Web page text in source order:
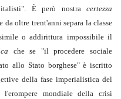
È però nostra certezza
oltre trent'anni separa la classe
o addirittura impossibile il
che se "il procedere sociale
allo Stato borghese" è iscritto
della fase imperialistica del
mondiale della crisi